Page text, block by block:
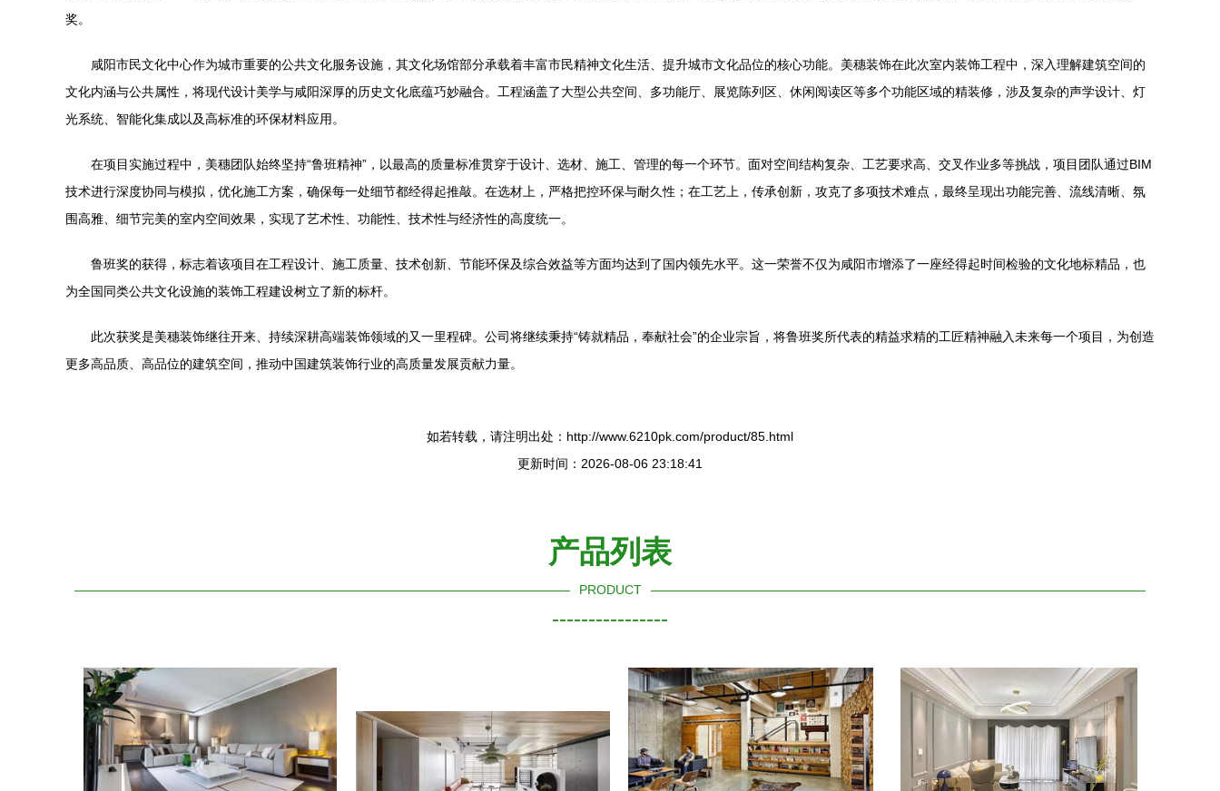
奖。
咸阳市民文化中心作为城市重要的公共文化服务设施，其文化场馆部分承载着丰富市民精神文化生活、提升城市文化品位的核心功能。美穗装饰在此次室内装饰工程中，深入理解建筑空间的
文化内涵与公共属性，将现代设计美学与咸阳深厚的历史文化底蕴巧妙融合。工程涵盖了大型公共空间、多功能厅、展览陈列区、休闲阅读区等多个功能区域的精装修，涉及复杂的声学设计、灯
光系统、智能化集成以及高标准的环保材料应用。
在项目实施过程中，美穗团队始终坚持“鲁班精神”，以最高的质量标准贯穿于设计、选材、施工、管理的每一个环节。面对空间结构复杂、工艺要求高、交叉作业多等挑战，项目团队通过BIM
技术进行深度协同与模拟，优化施工方案，确保每一处细节都经得起推敲。在选材上，严格把控环保与耐久性；在工艺上，传承创新，攻克了多项技术难点，最终呈现出功能完善、流线清晰、氛
围高雅、细节完美的室内空间效果，实现了艺术性、功能性、技术性与经济性的高度统一。
鲁班奖的获得，标志着该项目在工程设计、施工质量、技术创新、节能环保及综合效益等方面均达到了国内领先水平。这一荣誉不仅为咸阳市增添了一座经得起时间检验的文化地标精品，也
为全国同类公共文化设施的装饰工程建设树立了新的标杆。
此次获奖是美穗装饰继往开来、持续深耕高端装饰领域的又一里程碑。公司将继续秉持“铸就精品，奉献社会”的企业宗旨，将鲁班奖所代表的精益求精的工匠精神融入未来每一个项目，为创造
更多高品质、高品位的建筑空间，推动中国建筑装饰行业的高质量发展贡献力量。
如若转载，请注明出处：http://www.6210pk.com/product/85.html
更新时间：2026-08-06 23:18:41
产品列表
PRODUCT
----------------